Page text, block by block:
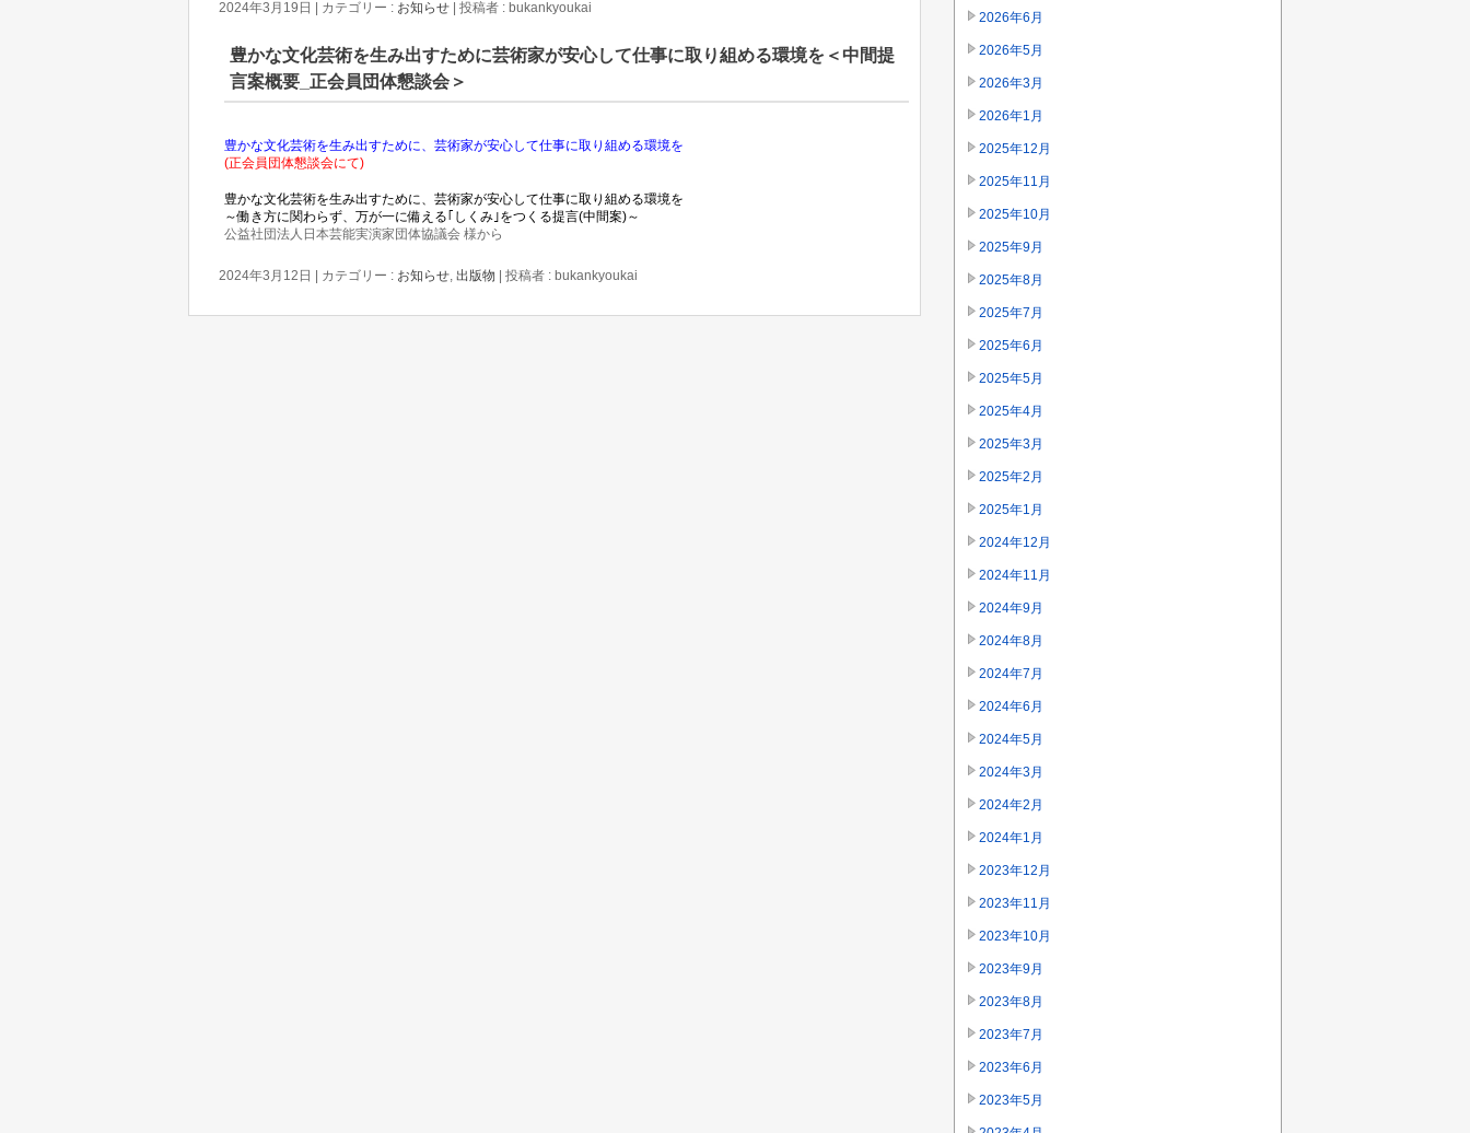
2024年3月19日 カテゴリー : お知らせ |投稿者 : bukankyoukai
豊かな文化芸術を生み出すために芸術家が安心して仕事に取り組める環境を＜中間提
言案概要_正会員団体懇談会＞
豊かな文化芸術を生み出すために、芸術家が安心して仕事に取り組める環境を
(正会員団体懇談会にて)
豊かな文化芸術を生み出すために、芸術家が安心して仕事に取り組める環境を
～働き方に関わらず、万が一に備える｢しくみ｣をつくる提言(中間案)～
公益社団法人日本芸能実演家団体協議会 様から
2024年3月12日 カテゴリー : お知らせ ,出版物 |投稿者 : bukankyoukai
2026年6月
2026年5月
2026年3月
2026年1月
2025年12月
2025年11月
2025年10月
2025年9月
2025年8月
2025年7月
2025年6月
2025年5月
2025年4月
2025年3月
2025年2月
2025年1月
2024年12月
2024年11月
2024年9月
2024年8月
2024年7月
2024年6月
2024年5月
2024年3月
2024年2月
2024年1月
2023年12月
2023年11月
2023年10月
2023年9月
2023年8月
2023年7月
2023年6月
2023年5月